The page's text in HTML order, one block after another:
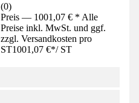
(0)
Preis — 1001,07 € * Alle
Preise inkl. MwSt. und ggf.
zzgl. Versandkosten pro
ST1001,07 €*/ ST